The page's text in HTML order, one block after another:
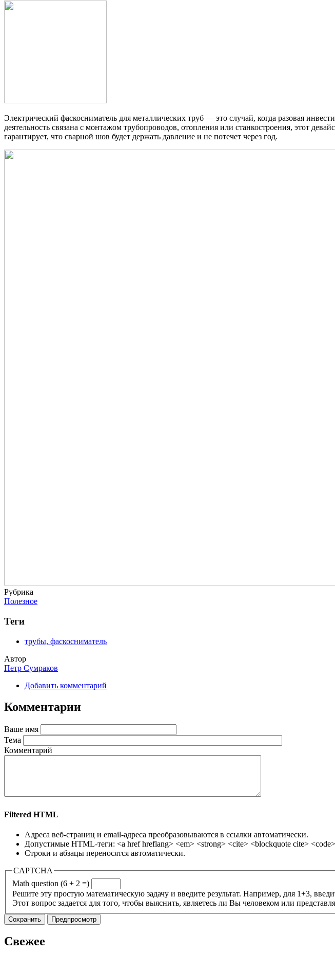
Электрический фаскосниматель для металлических труб — это случай, когда разовая
деятельность связана с монтажом трубопроводов, отопления или станкостроения, этот
гарантирует, что сварной шов будет держать давление и не потечет через год.
Рубрика
Полезное
Теги
трубы, фаскосниматель
Автор
Петр Сумраков
Добавить комментарий
Комментарии
Ваше имя
Тема
Комментарий
Filtered HTML
Адреса веб-страниц и email-адреса преобразовываются в ссылки автоматически.
Допустимые HTML-теги: <a href hreflang> <em> <strong> <cite> <blockquote cite>
Строки и абзацы переносятся автоматически.
CAPTCHA
Math question (6 + 2 =)
Решите эту простую математическую задачу и введите результат. Например, для 1+3,
Этот вопрос задается для того, чтобы выяснить, являетесь ли Вы человеком или
Свежее